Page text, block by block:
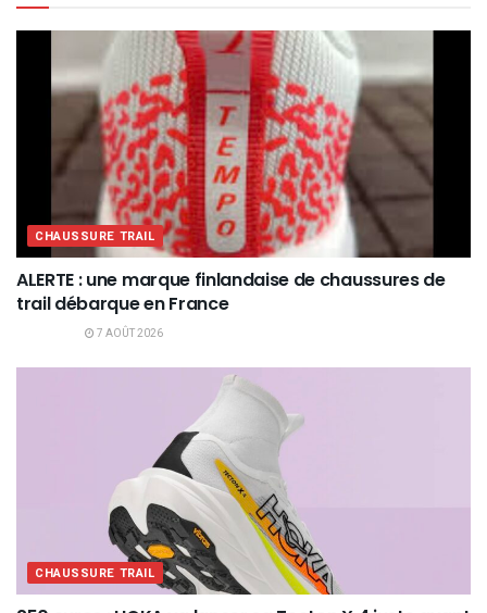
CHAUSSURE TRAIL
ALERTE : une marque finlandaise de chaussures de
trail débarque en France
7 AOÛT 2026
CHAUSSURE TRAIL